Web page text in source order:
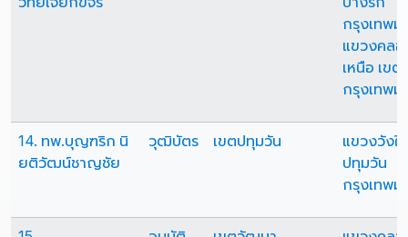
กรุงเทพม
แขวงคล
เหนือ เข
กรุงเทพม
14. ทพ.บุญฑริก นิ
ยติวัฒน์ชาญชัย
วุฒิบัตร เขตปทุมวัน
แขวงวังใ
ปทุมวัน
กรุงเทพม